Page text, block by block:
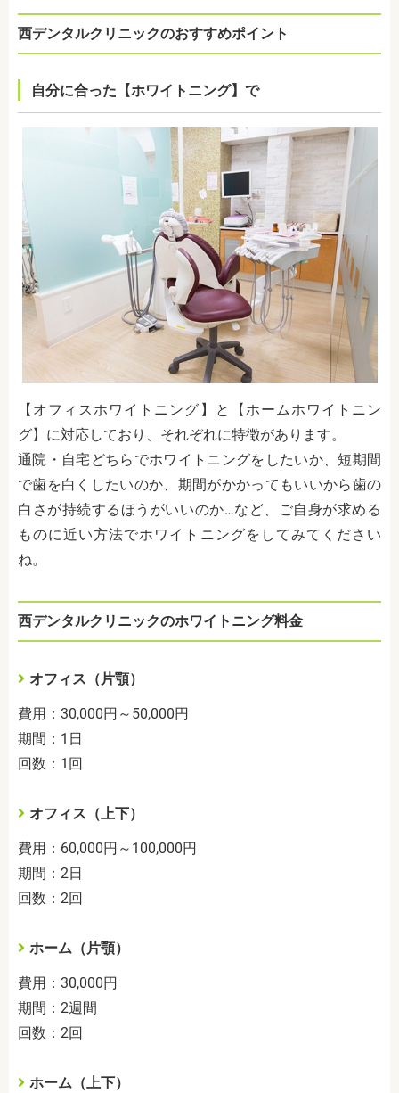
西デンタルクリニックのおすすめポイント
自分に合った【ホワイトニング】で
【オフィスホワイトニング】と【ホームホワイトニン
グ】に対応しており、それぞれに特徴があります。
通院・自宅どちらでホワイトニングをしたいか、短期間
で歯を白くしたいのか、期間がかかってもいいから歯の
白さが持続するほうがいいのか…など、ご自身が求める
ものに近い方法でホワイトニングをしてみてください
ね。
西デンタルクリニックのホワイトニング料金
オフィス（片顎）
費用：30,000円～50,000円
期間：1日
回数：1回
オフィス（上下）
費用：60,000円～100,000円
期間：2日
回数：2回
ホーム（片顎）
費用：30,000円
期間：2週間
回数：2回
ホーム（上下）